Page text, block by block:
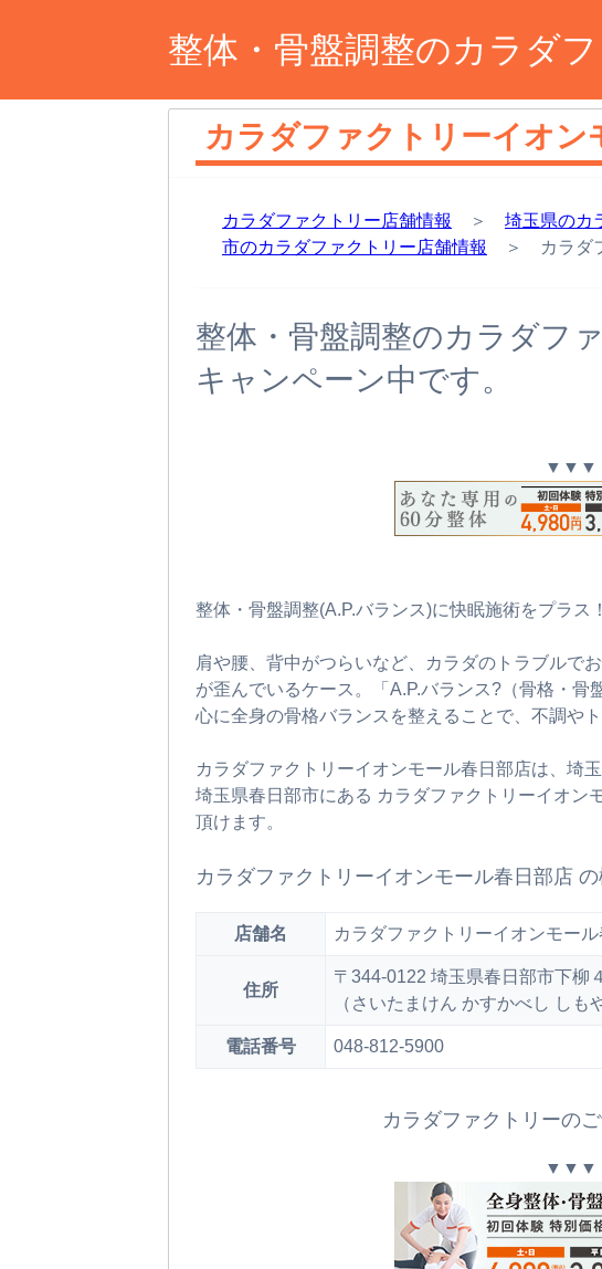
整体・骨盤調整のカラダ
カラダファクトリーイオン
カラダファクトリー店舗情報 ＞ 埼玉県のカ
市のカラダファクトリー店舗情報
＞ カラダフ
整体・骨盤調整のカラダフ
キャンペーン中です。
▼▼▼
整体・骨盤調整(A.P.バランス)に快眠施術をプラス！
肩や腰、背中がつらいなど、カラダのトラブルで
が歪んでいるケース。「A.P.バランス?（骨格・骨
心に全身の骨格バランスを整えることで、不調や
カラダファクトリーイオンモール春日部店は、埼
埼玉県春日部市にある カラダファクトリーイオン
頂けます。
カラダファクトリーイオンモール春日部店
店舗名 カラダファクトリーイオンモー
住所
〒344-0122 埼玉県春日部市下柳
（さいたまけん かすかべし しも
電話番号 048-812-5900
カラダファクトリーのご
▼▼▼